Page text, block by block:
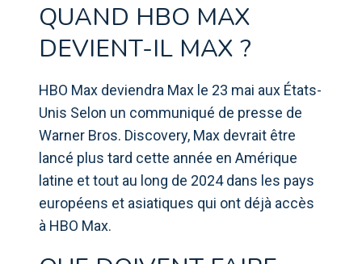
QUAND HBO MAX
DEVIENT-IL MAX ?
HBO Max deviendra Max le 23 mai aux États-
Unis Selon un communiqué de presse de
Warner Bros. Discovery, Max devrait être
lancé plus tard cette année en Amérique
latine et tout au long de 2024 dans les pays
européens et asiatiques qui ont déjà accès
à HBO Max.